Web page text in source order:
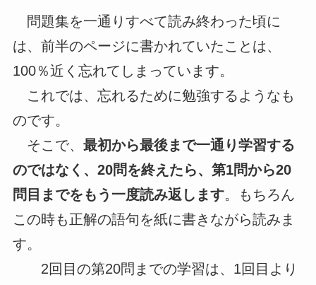
問題集を一通りすべて読み終わった頃に
は、前半のページに書かれていたことは、
100％近く忘れてしまっています。
これでは、忘れるために勉強するようなも
のです。
そこで、 最初から最後まで一通り学習する
のではなく、20問を終えたら、第1問から20
問目までをもう一度読み返します。もちろん
この時も正解の語句を紙に書きながら読みま
す。
2回目の第20問までの学習は、1回目より